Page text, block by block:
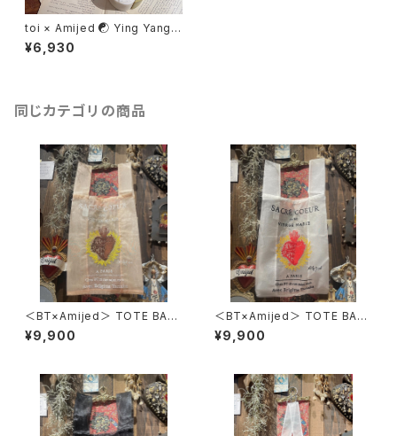
toi × Amijed ☯ Ying Yang c
andle
¥6,930
同じカテゴリの商品
＜BT×Amijed＞ TOTE BAG
- VINTAGE PINK -
¥9,900
＜BT×Amijed＞ TOTE BAG
- WHITE -
¥9,900